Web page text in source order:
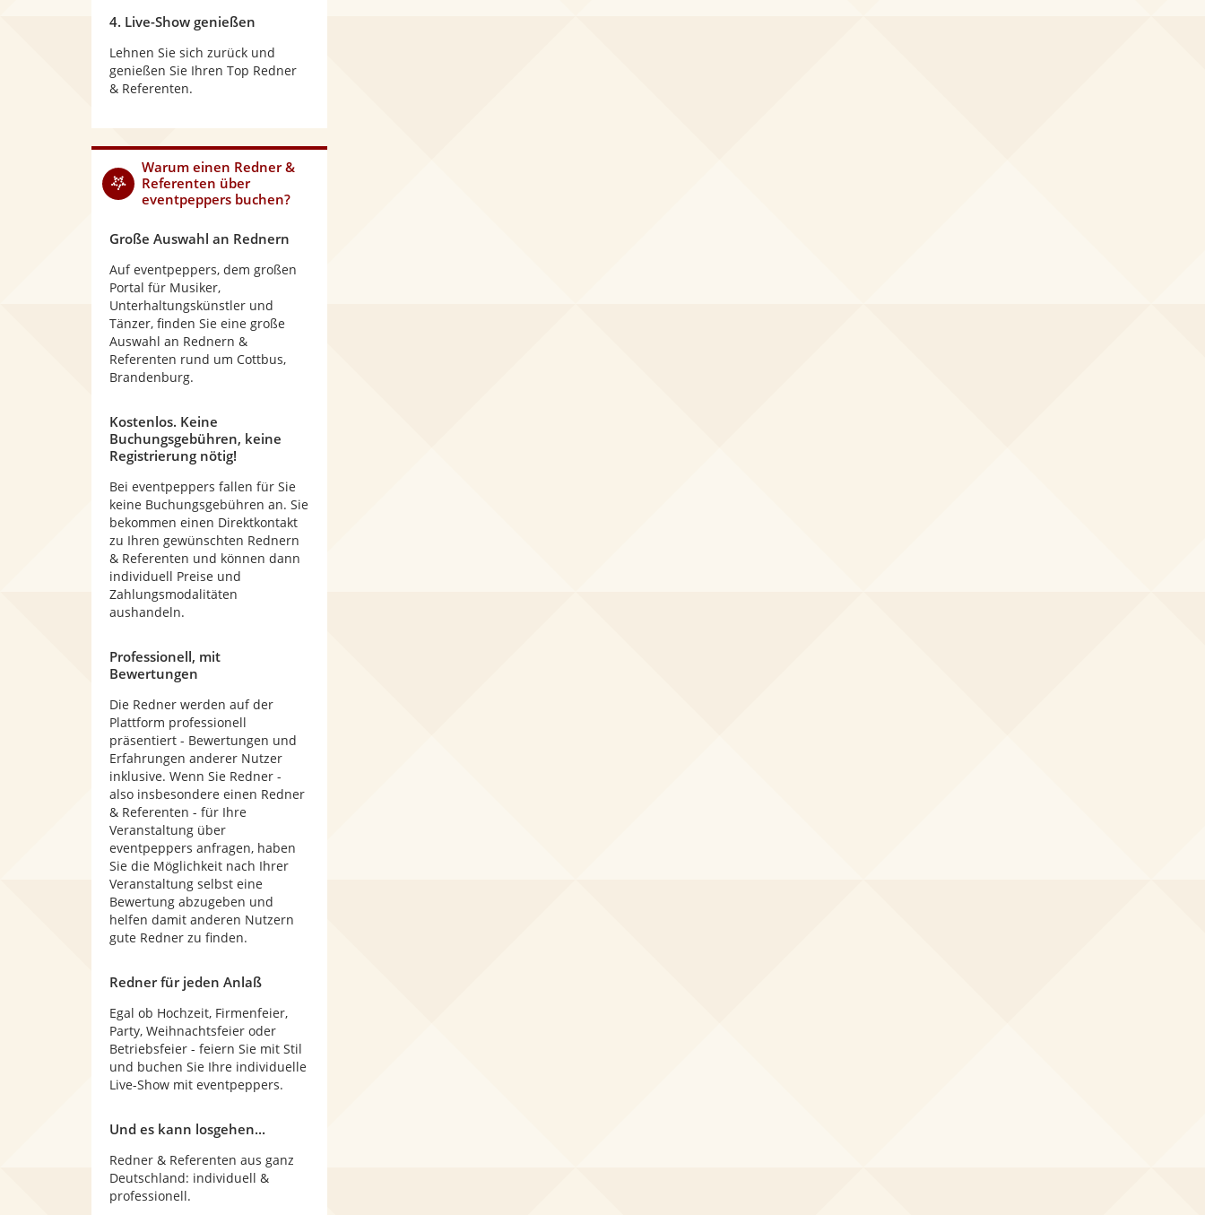
4. Live-Show genießen
Lehnen Sie sich zurück und
genießen Sie Ihren Top Redner
& Referenten.
Warum einen Redner &
Referenten über
eventpeppers buchen?
Große Auswahl an Rednern
Auf eventpeppers, dem großen
Portal für Musiker,
Unterhaltungskünstler und
Tänzer, finden Sie eine große
Auswahl an Rednern &
Referenten rund um Cottbus,
Brandenburg.
Kostenlos. Keine
Buchungsgebühren, keine
Registrierung nötig!
Bei eventpeppers fallen für Sie
keine Buchungsgebühren an. Sie
bekommen einen Direktkontakt
zu Ihren gewünschten Rednern
& Referenten und können dann
individuell Preise und
Zahlungsmodalitäten
aushandeln.
Professionell, mit
Bewertungen
Die Redner werden auf der
Plattform professionell
präsentiert - Bewertungen und
Erfahrungen anderer Nutzer
inklusive. Wenn Sie Redner -
also insbesondere einen Redner
& Referenten - für Ihre
Veranstaltung über
eventpeppers anfragen, haben
Sie die Möglichkeit nach Ihrer
Veranstaltung selbst eine
Bewertung abzugeben und
helfen damit anderen Nutzern
gute Redner zu finden.
Redner für jeden Anlaß
Egal ob Hochzeit, Firmenfeier,
Party, Weihnachtsfeier oder
Betriebsfeier - feiern Sie mit Stil
und buchen Sie Ihre individuelle
Live-Show mit eventpeppers.
Und es kann losgehen...
Redner & Referenten aus ganz
Deutschland: individuell &
professionell.